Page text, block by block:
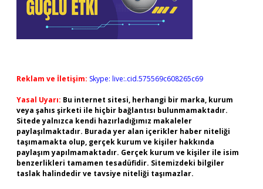
Reklam ve İletişim: Skype: live:.cid.575569c608265c69
Yasal Uyarı: Bu internet sitesi, herhangi bir marka, kurum
veya şahıs şirketi ile hiçbir bağlantısı bulunmamaktadır.
Sitede yalnızca kendi hazırladığımız makaleler
paylaşılmaktadır. Burada yer alan içerikler haber niteliği
taşımamakta olup, gerçek kurum ve kişiler hakkında
paylaşım yapılmamaktadır. Gerçek kurum ve kişiler ile isim
benzerlikleri tamamen tesadüfidir. Sitemizdeki bilgiler
taslak halindedir ve tavsiye niteliği taşımazlar.